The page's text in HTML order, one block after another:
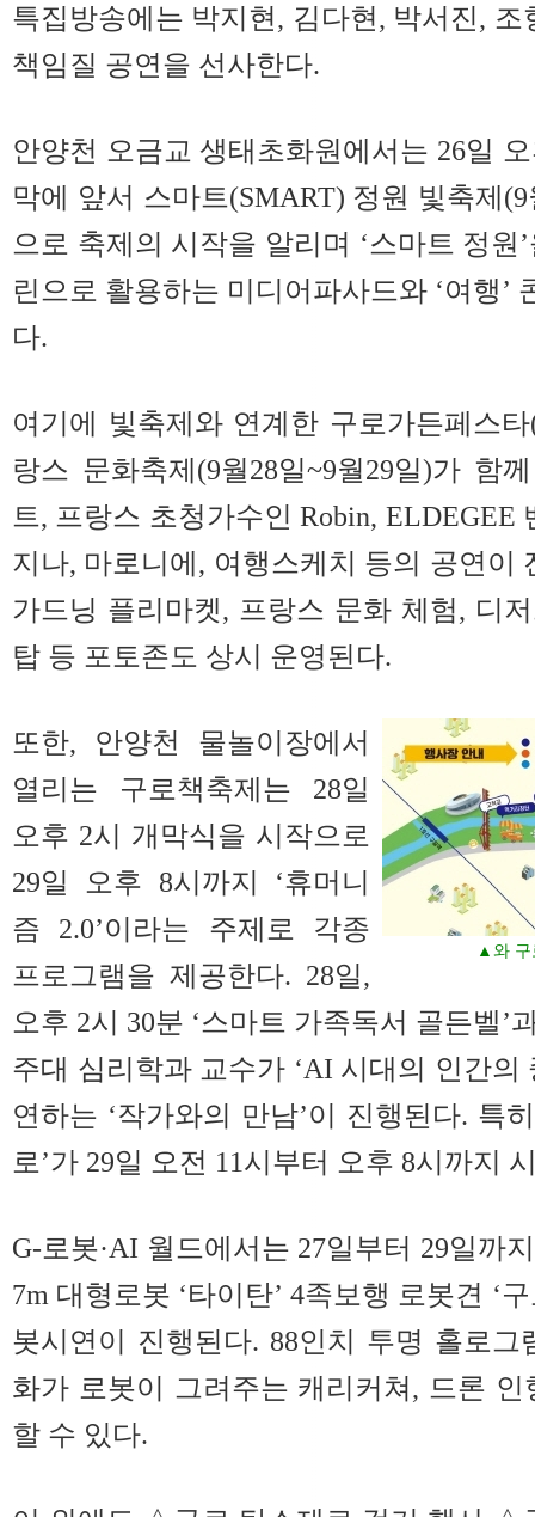
특집방송에는 박지현, 김다현, 박서진,
책임질 공연을 선사한다.
안양천 오금교 생태초화원에서는 26일
막에 앞서 스마트(SMART) 정원 빛축제
으로 축제의 시작을 알리며 ‘스마트 정원
린으로 활용하는 미디어파사드와 ‘여행’
다.
여기에 빛축제와 연계한 구로가든페스
랑스 문화축제(9월28일~9월29일)가 함
트, 프랑스 초청가수인 Robin, ELDEGEE
지나, 마로니에, 여행스케치 등의 공연이
가드닝 플리마켓, 프랑스 문화 체험, 디
탑 등 포토존도 상시 운영된다.
▲와 구
또한, 안양천 물놀이장에서
열리는 구로책축제는 28일
오후 2시 개막식을 시작으로
29일 오후 8시까지 ‘휴머니
즘 2.0’이라는 주제로 각종
프로그램을 제공한다. 28일,
오후 2시 30분 ‘스마트 가족독서 골든벨’
주대 심리학과 교수가 ‘AI 시대의 인간의
연하는 ‘작가와의 만남’이 진행된다. 특
로’가 29일 오전 11시부터 오후 8시까지
G-로봇·AI 월드에서는 27일부터 29일까
7m 대형로봇 ‘타이탄’ 4족보행 로봇견 ‘
봇시연이 진행된다. 88인치 투명 홀로
화가 로봇이 그려주는 캐리커쳐, 드론
할 수 있다.